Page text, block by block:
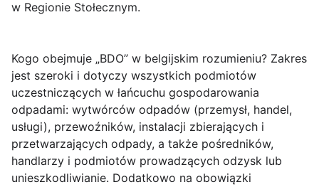
w Regionie Stołecznym.
Kogo obejmuje „BDO” w belgijskim rozumieniu? Zakres
jest szeroki i dotyczy wszystkich podmiotów
uczestniczących w łańcuchu gospodarowania
odpadami: wytwórców odpadów (przemysł, handel,
usługi), przewoźników, instalacji zbierających i
przetwarzających odpady, a także pośredników,
handlarzy i podmiotów prowadzących odzysk lub
unieszkodliwianie. Dodatkowo na obowiązki